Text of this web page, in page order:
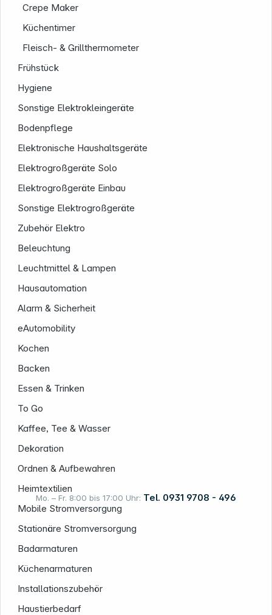
Mo. – Fr. 8:00 bis 17:00 Uhr: Tel. 0931 9708 - 496
Crepe Maker
Küchentimer
Fleisch- & Grillthermometer
Frühstück
Hygiene
Sonstige Elektrokleingeräte
Bodenpflege
Elektronische Haushaltsgeräte
Elektrogroßgeräte Solo
Elektrogroßgeräte Einbau
Sonstige Elektrogroßgeräte
Zubehör Elektro
Beleuchtung
Leuchtmittel & Lampen
Hausautomation
Alarm & Sicherheit
eAutomobility
Kochen
Backen
Essen & Trinken
To Go
Kaffee, Tee & Wasser
Dekoration
Ordnen & Aufbewahren
Heimtextilien
Mobile Stromversorgung
Stationäre Stromversorgung
Badarmaturen
Küchenarmaturen
Installationszubehör
Haustierbedarf
Rechtliches